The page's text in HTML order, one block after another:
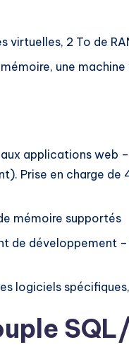
virtuelles, 2 To de
une
applications web
Prise en charge
mémoire supportés
de développement
logiciels